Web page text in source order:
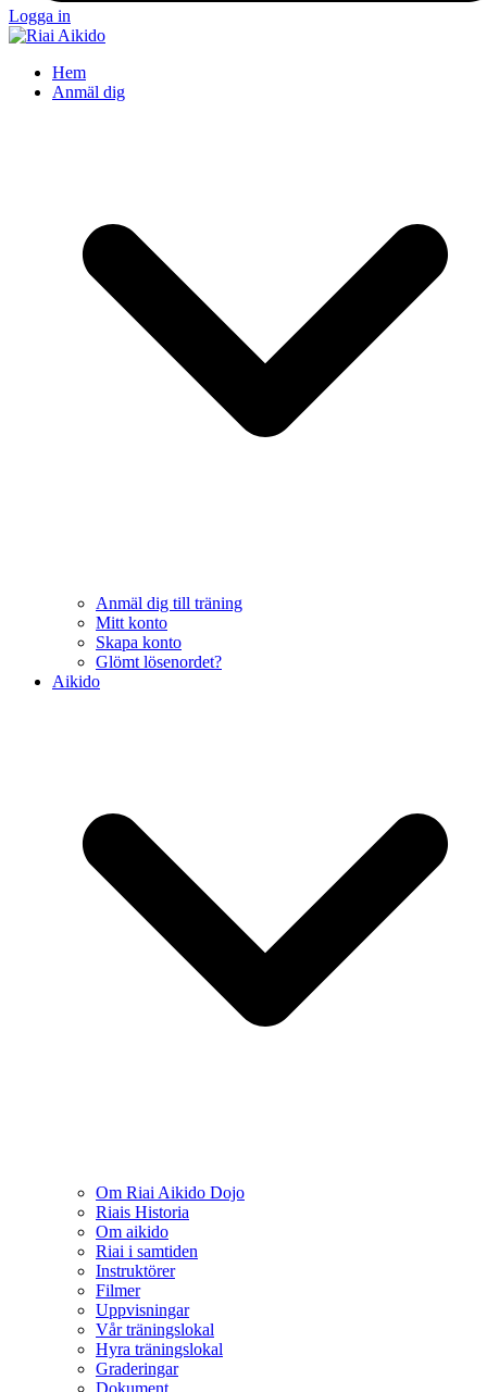
Logga in
Hem
Anmäl dig
Anmäl dig till träning
Mitt konto
Skapa konto
Glömt lösenordet?
Aikido
Om Riai Aikido Dojo
Riais Historia
Om aikido
Riai i samtiden
Instruktörer
Filmer
Uppvisningar
Vår träningslokal
Hyra träningslokal
Graderingar
Dokument